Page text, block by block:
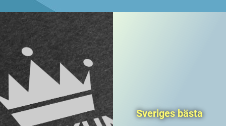
Sveriges bästa